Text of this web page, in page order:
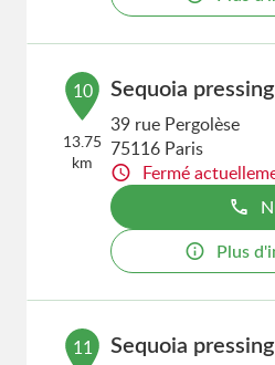
10
13.75
km
Sequoia pressing
39 rue Pergolèse
75116 Paris
Fermé
Plus
11 Sequoia pressing